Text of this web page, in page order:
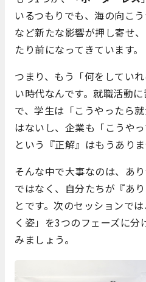
いるつもりでも、海の向こ
など新たな影響が押し寄せ
たり前になってきています。
つまり、もう「何をしてい
い時代なんです。就職活動
で、学生は「こうやったら
はないし、企業も「こうや
という『正解』はもうありま
そんな中で大事なのは、あ
ではなく、自分たちが『あ
とです。次のセッションで
く姿」を3つのフェーズに分
みましょう。